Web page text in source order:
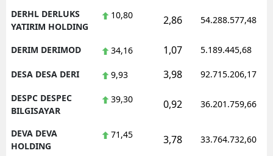
DERHL DERLUKS
YATIRIM HOLDING
10,80 2,86 54.288.577,48
DERIM DERIMOD 34,16 1,07 5.189.445,68
DESA DESA DERI 9,93 3,98 92.715.206,17
DESPC DESPEC
BILGISAYAR
39,30 0,92 36.201.759,66
DEVA DEVA
HOLDING
71,45 3,78 33.764.732,60